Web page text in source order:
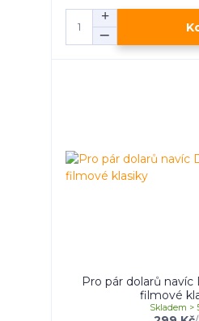
Pro pár dolarů navíc
filmové
Skladem >